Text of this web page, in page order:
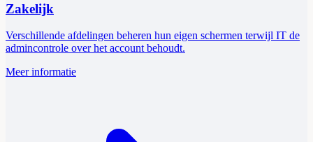
Zakelijk
Verschillende afdelingen beheren hun eigen schermen terwijl IT de
admincontrole over het account behoudt.
Meer informatie